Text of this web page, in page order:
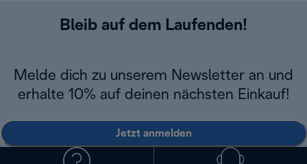
Bleib auf dem Laufenden!
Melde dich zu unserem Newsletter an und
erhalte 10% auf deinen nächsten Einkauf!
Jetzt anmelden